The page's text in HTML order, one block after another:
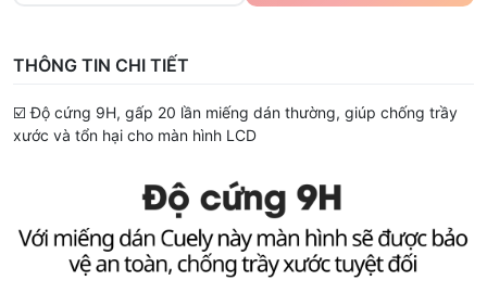
THÔNG TIN CHI TIẾT
☑️ Độ cứng 9H, gấp 20 lần miếng dán thường, giúp chống trầy
xước và tổn hại cho màn hình LCD